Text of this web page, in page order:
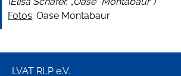
Fotos: Oase Montabaur
LVAT RLP e.V.